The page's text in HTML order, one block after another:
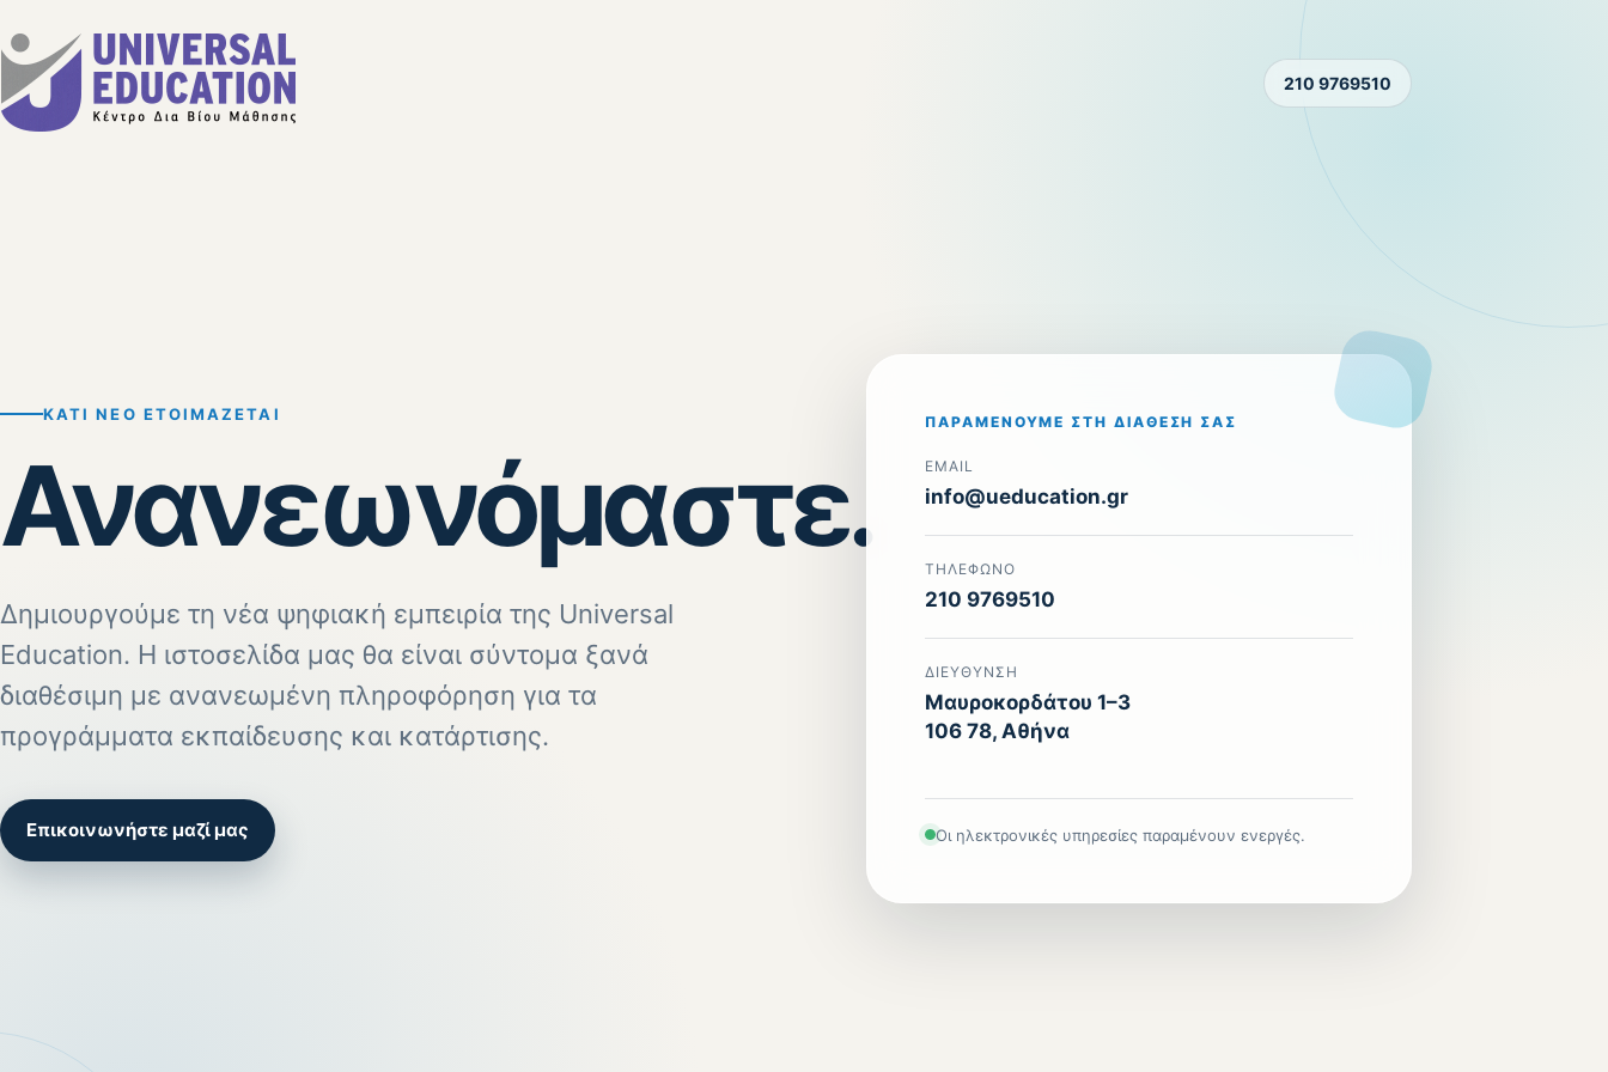
210 9769510
ΚΆΤΙ ΝΈΟ ΕΤΟΙΜΆΖΕΤΑΙ
Ανανεωνόμαστε.
Δημιουργούμε τη νέα ψηφιακή εμπειρία της Universal
Education. Η ιστοσελίδα μας θα είναι σύντομα ξανά
διαθέσιμη με ανανεωμένη πληροφόρηση για τα
προγράμματα εκπαίδευσης και κατάρτισης.
Επικοινωνήστε μαζί μας
ΠΑΡΑΜΈΝΟΥΜΕ ΣΤΗ ΔΙΆΘΕΣΉ ΣΑΣ
EMAIL
info@ueducation.gr
ΤΗΛΈΦΩΝΟ
210 9769510
ΔΙΕΎΘΥΝΣΗ
Μαυροκορδάτου 1–3
106 78, Αθήνα
Οι ηλεκτρονικές υπηρεσίες παραμένουν ενεργές.